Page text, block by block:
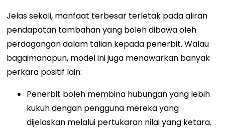
Jelas sekali, manfaat terbesar terletak pada aliran
pendapatan tambahan yang boleh dibawa oleh
perdagangan dalam talian kepada penerbit. Walau
bagaimanapun, model ini juga menawarkan banyak
perkara positif lain:
Penerbit boleh membina hubungan yang lebih
kukuh dengan pengguna mereka yang
dijelaskan melalui pertukaran nilai yang ketara.